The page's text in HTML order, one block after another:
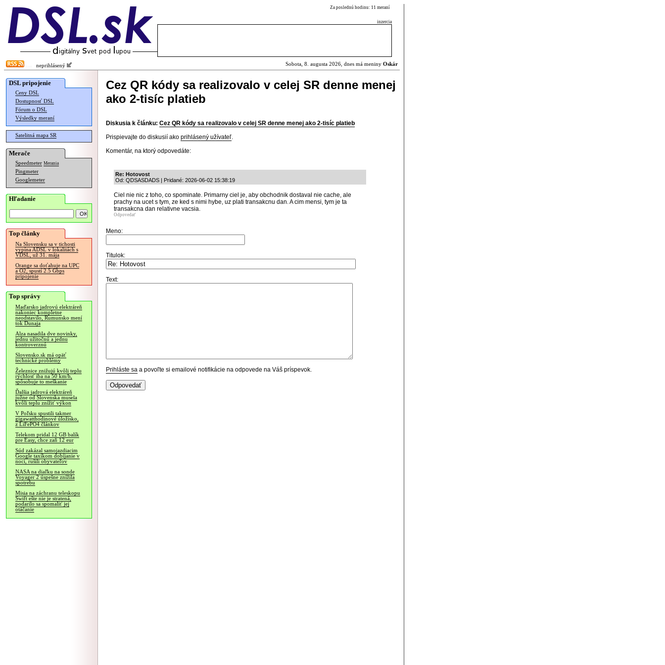
Za poslednú hodinu: 11 meraní
inzercia
neprihlásený Sobota, 8. augusta 2026, dnes má meniny Oskár
DSL pripojenie
Ceny DSL
Dostupnosť DSL
Fórum o DSL
Výsledky meraní
Satelitná mapa SR
Merače
Speedmeter Merania
Pingmeter
Googlemeter
Hľadanie
Top články
Na Slovensku sa v tichosti
vypína ADSL v lokalitách s
VDSL, už 31. mája
Orange sa doťahuje na UPC
a O2, spustí 2.5 Gbps
pripojenie
Top správy
Maďarsko jadrovú elektráreň
nakoniec kompletne
neodstavilo, Rumunsko mení
tok Dunaja
Alza nasadila dve novinky,
jednu užitočnú a jednu
kontroverznú
Slovensko.sk má opäť
technické problémy
Železnice znižujú kvôli teplu
rýchlosť iba na 50 km/h,
spôsobuje to meškanie
Ďalšia jadrová elektráreň
južne od Slovenska musela
kvôli teplu znížiť výkon
V Poľsku spustili takmer
gigawatthodinové úložisko,
z LiFePO4 článkov
Telekom pridal 12 GB balík
pre Easy, chce zaň 12 eur
Súd zakázal samojazdiacim
Google taxíkom dobíjanie v
noci, rušili obyvateľov
NASA na diaľku na sonde
Voyager 2 úspešne znížila
spotrebu
Misia na záchranu teleskopu
Swift ešte nie je stratená,
podarilo sa spomaliť jej
otáčanie
Cez QR kódy sa realizovalo v celej SR denne menej
ako 2-tisíc platieb
Diskusia k článku: Cez QR kódy sa realizovalo v celej SR denne menej ako 2-tisíc platieb
Prispievajte do diskusií ako prihlásený užívateľ.
Komentár, na ktorý odpovedáte:
Re: Hotovost
Od: QDSASDADS | Pridané: 2026-06-02 15:38:19
Ciel nie nic z toho, co spominate. Primarny ciel je, aby obchodnik dostaval nie cache, ale
prachy na ucet s tym, ze ked s nimi hybe, uz plati transakcnu dan. A cim mensi, tym je ta
transakcna dan relativne vacsia.
Odpovedať
Meno:
Titulok:
Text:
Prihláste sa a povoľte si emailové notifikácie na odpovede na Váš príspevok.